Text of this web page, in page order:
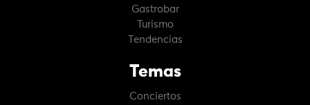
Gastrobar
Turismo
Tendencias
Temas
Conciertos